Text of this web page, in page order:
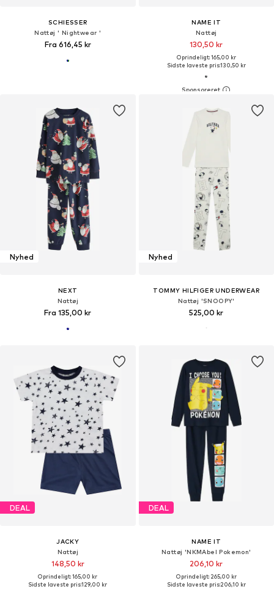
SCHIESSER
Nattøj ' Nightwear '
Fra 616,45 kr
NAME IT
Nattøj
130,50 kr
Oprindeligt: 165,00 kr
Sidste laveste pris:130,50 kr
Nyhed
NEXT
Nattøj
Fra 135,00 kr
Nyhed
TOMMY HILFIGER UNDERWEAR
Nattøj 'SNOOPY'
525,00 kr
DEAL
JACKY
Nattøj
148,50 kr
Oprindeligt: 165,00 kr
Sidste laveste pris:129,00 kr
DEAL
NAME IT
Nattøj 'NKMAbel Pokemon'
206,10 kr
Oprindeligt: 265,00 kr
Sidste laveste pris:206,10 kr